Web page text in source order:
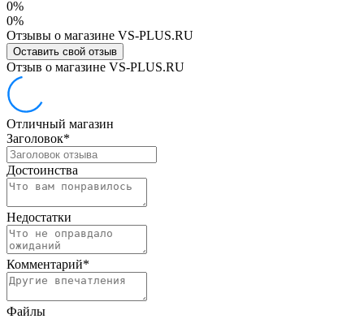
0%
0%
Отзывы о магазине VS-PLUS.RU
Оставить свой отзыв
Отзыв о магазине VS-PLUS.RU
Отличный магазин
Заголовок*
Достоинства
Недостатки
Комментарий*
Файлы